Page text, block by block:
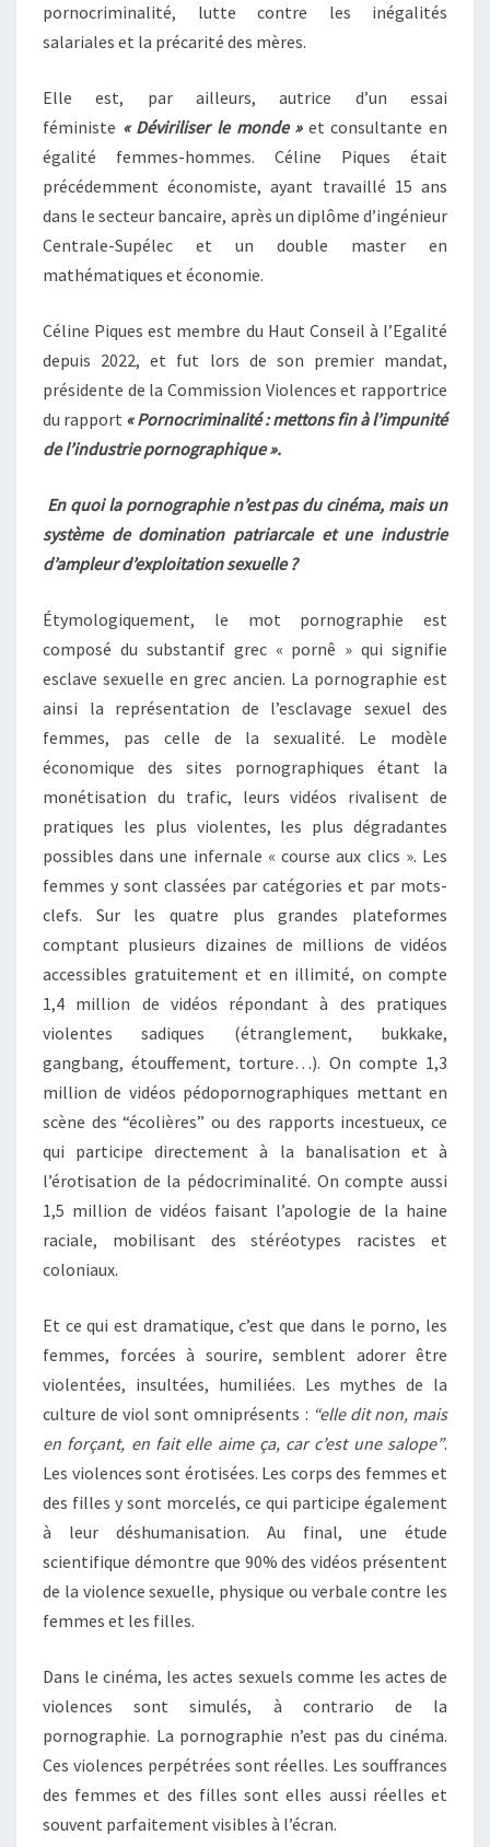
pornocriminalité, lutte contre les inégalités
salariales et la précarité des mères.
Elle est, par ailleurs, autrice d’un essai
féministe « Déviriliser le monde » et consultante en
égalité femmes-hommes. Céline Piques était
précédemment économiste, ayant travaillé 15 ans
dans le secteur bancaire, après un diplôme d’ingénieur
Centrale-Supélec et un double master en
mathématiques et économie.
Céline Piques est membre du Haut Conseil à l’Egalité
depuis 2022, et fut lors de son premier mandat,
présidente de la Commission Violences et rapportrice
du rapport « Pornocriminalité : mettons fin à l’impunité
de l’industrie pornographique ».
En quoi la pornographie n’est pas du cinéma, mais un
système de domination patriarcale et une industrie
d’ampleur d’exploitation sexuelle ?
Étymologiquement, le mot pornographie est
composé du substantif grec « pornê » qui signifie
esclave sexuelle en grec ancien. La pornographie est
ainsi la représentation de l’esclavage sexuel des
femmes, pas celle de la sexualité. Le modèle
économique des sites pornographiques étant la
monétisation du trafic, leurs vidéos rivalisent de
pratiques les plus violentes, les plus dégradantes
possibles dans une infernale « course aux clics ». Les
femmes y sont classées par catégories et par mots-
clefs. Sur les quatre plus grandes plateformes
comptant plusieurs dizaines de millions de vidéos
accessibles gratuitement et en illimité, on compte
1,4 million de vidéos répondant à des pratiques
violentes sadiques (étranglement, bukkake,
gangbang, étouffement, torture…). On compte 1,3
million de vidéos pédopornographiques mettant en
scène des “écolières” ou des rapports incestueux, ce
qui participe directement à la banalisation et à
l’érotisation de la pédocriminalité. On compte aussi
1,5 million de vidéos faisant l’apologie de la haine
raciale, mobilisant des stéréotypes racistes et
coloniaux.
Et ce qui est dramatique, c’est que dans le porno, les
femmes, forcées à sourire, semblent adorer être
violentées, insultées, humiliées. Les mythes de la
culture de viol sont omniprésents : “elle dit non, mais
en forçant, en fait elle aime ça, car c’est une salope”.
Les violences sont érotisées. Les corps des femmes et
des filles y sont morcelés, ce qui participe également
à leur déshumanisation. Au final, une étude
scientifique démontre que 90% des vidéos présentent
de la violence sexuelle, physique ou verbale contre les
femmes et les filles.
Dans le cinéma, les actes sexuels comme les actes de
violences sont simulés, à contrario de la
pornographie. La pornographie n’est pas du cinéma.
Ces violences perpétrées sont réelles. Les souffrances
des femmes et des filles sont elles aussi réelles et
souvent parfaitement visibles à l’écran.